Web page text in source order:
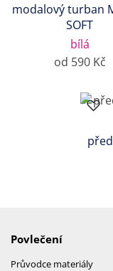
modalový turban
SOFT
bílá
od 590 Kč
Povlečení
Průvodce materiály